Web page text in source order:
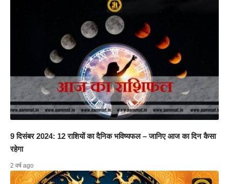
9 दिसंबर 2024: 12 राशियों का दैनिक भविष्यफल – जानिए आज का दिन कैसा
रहेगा
2 वर्ष ago